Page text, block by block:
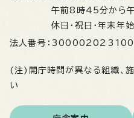
午前8時45分から
休日・祝日・年末年
法人番号：
(注)開庁時間が異なる組織、
い